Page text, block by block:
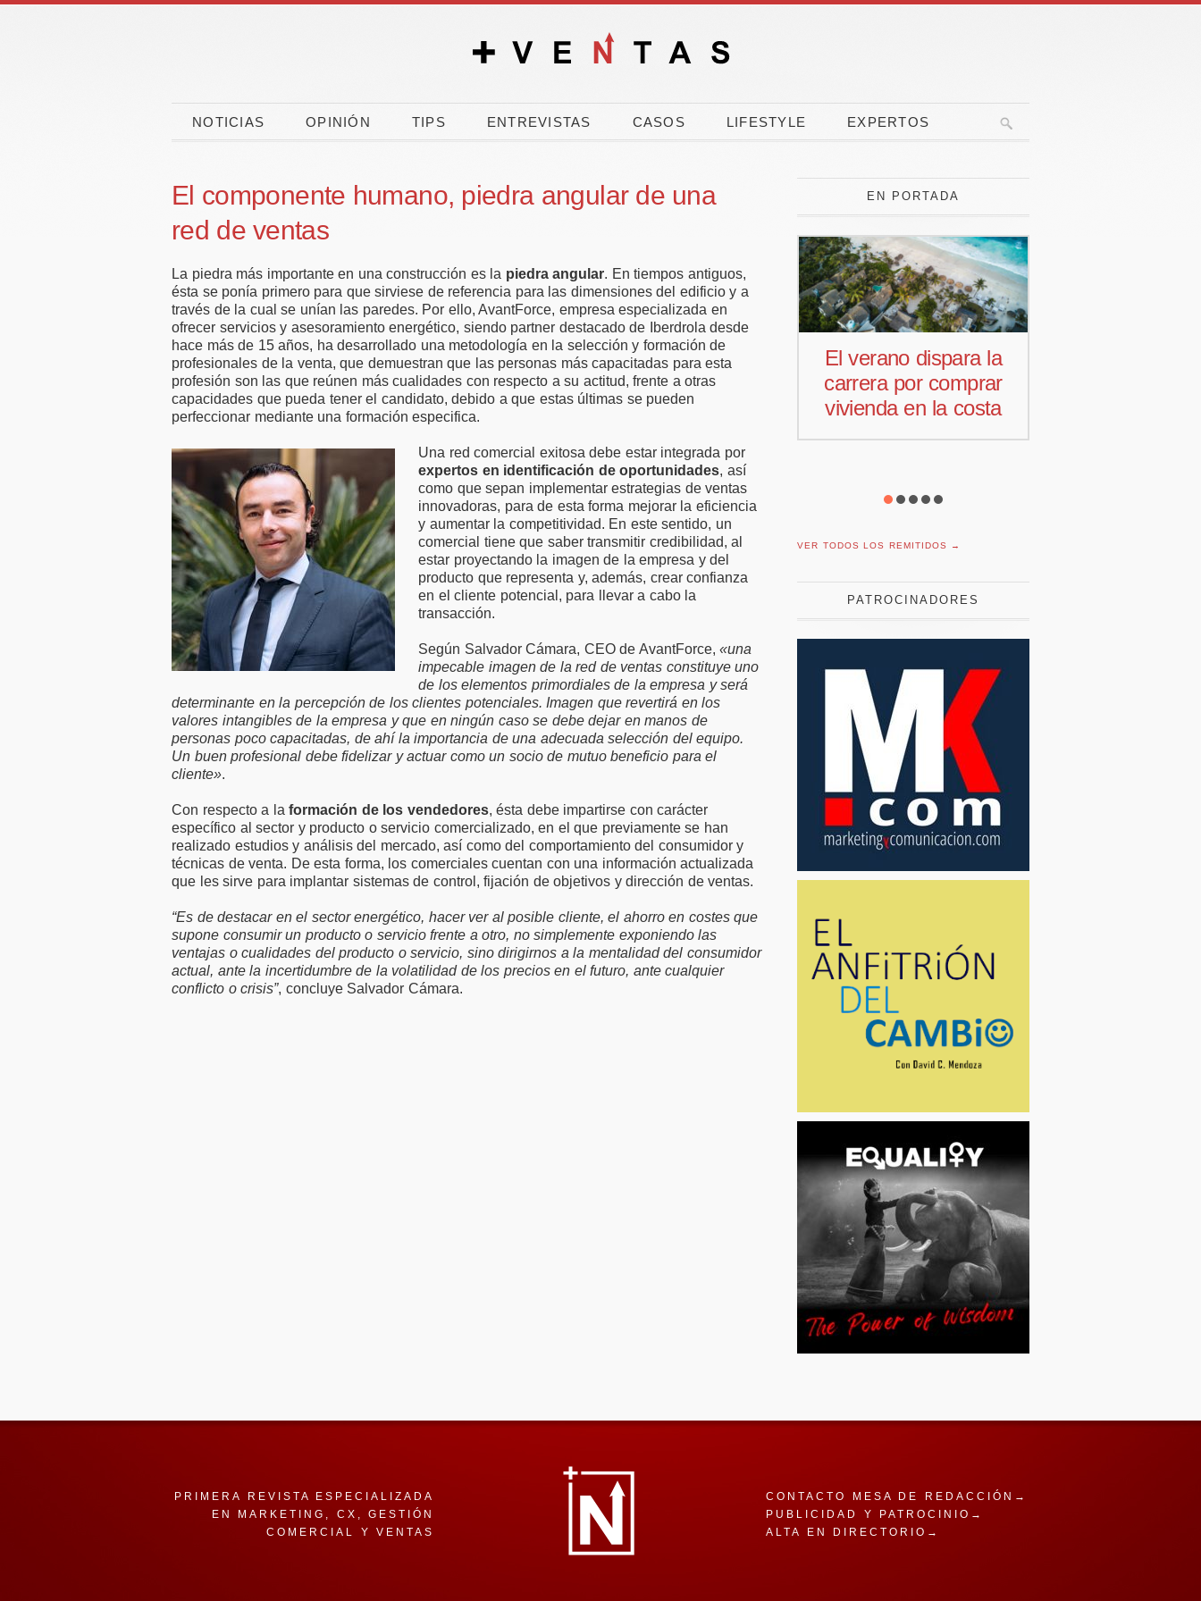
NOTICIAS OPINIÓN TIPS ENTREVISTAS CASOS LIFESTYLE EXPERTOS
El componente humano, piedra angular de una
red de ventas
La piedra más importante en una construcción es la piedra angular. En tiempos antiguos,
ésta se ponía primero para que sirviese de referencia para las dimensiones del edificio y a
través de la cual se unían las paredes. Por ello, AvantForce, empresa especializada en
ofrecer servicios y asesoramiento energético, siendo partner destacado de Iberdrola desde
hace más de 15 años, ha desarrollado una metodología en la selección y formación de
profesionales de la venta, que demuestran que las personas más capacitadas para esta
profesión son las que reúnen más cualidades con respecto a su actitud, frente a otras
capacidades que pueda tener el candidato, debido a que estas últimas se pueden
perfeccionar mediante una formación especifica.
Una red comercial exitosa debe estar integrada por
expertos en identificación de oportunidades, así
como que sepan implementar estrategias de ventas
innovadoras, para de esta forma mejorar la eficiencia
y aumentar la competitividad. En este sentido, un
comercial tiene que saber transmitir credibilidad, al
estar proyectando la imagen de la empresa y del
producto que representa y, además, crear confianza
en el cliente potencial, para llevar a cabo la
transacción.
Según Salvador Cámara, CEO de AvantForce,«una
impecable imagen de la red de ventas constituye uno
de los elementos primordiales de la empresa y será
determinante en la percepción de los clientes potenciales. Imagen que revertirá en los
valores intangibles de la empresa y que en ningún caso se debe dejar en manos de
personas poco capacitadas, de ahí la importancia de una adecuada selección del equipo.
Un buen profesional debe fidelizar y actuar como un socio de mutuo beneficio para el
cliente».
Con respecto a la formación de los vendedores, ésta debe impartirse con carácter
específico al sector y producto o servicio comercializado, en el que previamente se han
realizado estudios y análisis del mercado, así como del comportamiento del consumidor y
técnicas de venta. De esta forma, los comerciales cuentan con una información actualizada
que les sirve para implantar sistemas de control, fijación de objetivos y dirección de ventas.
“Es de destacar en el sector energético, hacer ver al posible cliente, el ahorro en costes que
supone consumir un producto o servicio frente a otro, no simplemente exponiendo las
ventajas o cualidades del producto o servicio, sino dirigirnos a la mentalidad del consumidor
actual, ante la incertidumbre de la volatilidad de los precios en el futuro, ante cualquier
conflicto o crisis”, concluye Salvador Cámara.
EN PORTADA
Las vacaciones
ponen a prueba la
motivación laboral
con plantillas
reducidas
CaixaBank, CEOE y
CEPYME movilizan
50.000 millones en
financiación para
empresas y pymes
El 90% de los
españoles vota a
favor de ampliar el
El verano dispara la
carrera por comprar
vivienda en la costa
VER TODOS LOS REMITIDOS →
PATROCINADORES
PRIMERA REVISTA ESPECIALIZADA
EN MARKETING, CX, GESTIÓN
COMERCIAL Y VENTAS
CONTACTO MESA DE REDACCIÓN→
PUBLICIDAD Y PATROCINIO→
ALTA EN DIRECTORIO→